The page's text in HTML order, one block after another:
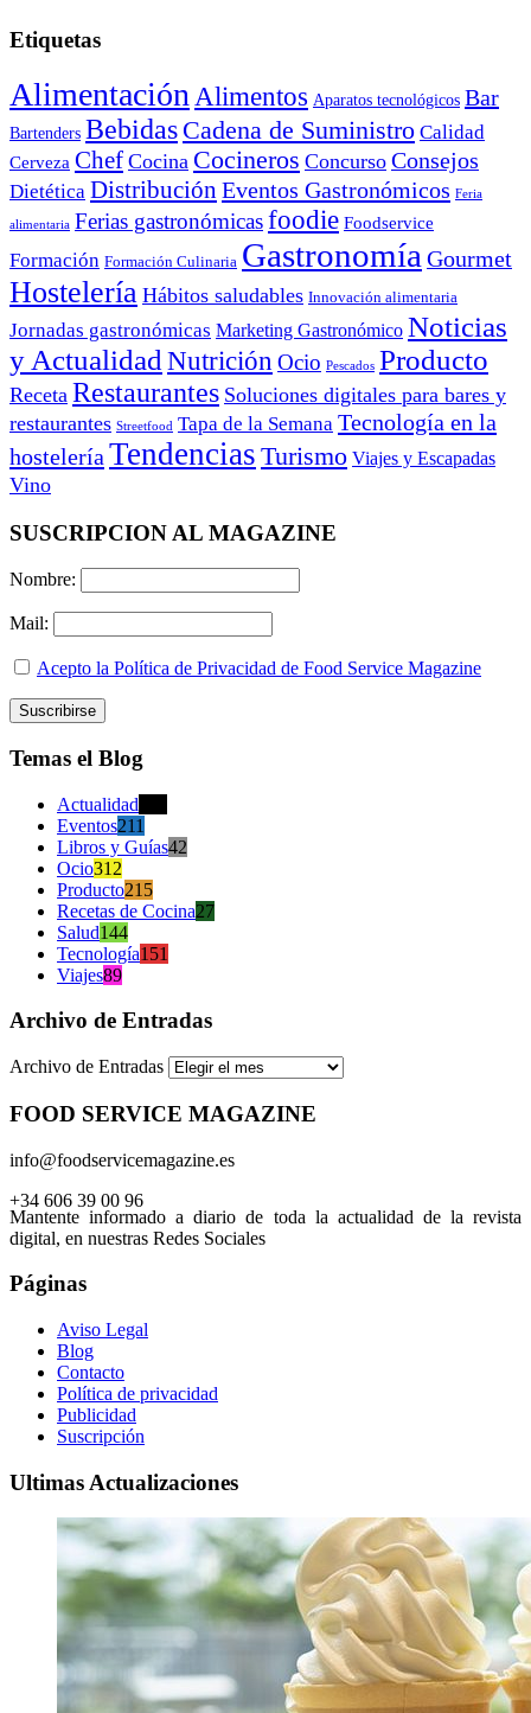
Etiquetas
Alimentación Alimentos Aparatos tecnológicos Bar
Bartenders Bebidas Cadena de Suministro Calidad
Cerveza Chef Cocina Cocineros Concurso Consejos
Dietética Distribución Eventos Gastronómicos Feria
alimentaria Ferias gastronómicasfoodie Foodservice
Formación Formación Culinaria Gastronomía Gourmet
Hostelería Hábitos saludables Innovación alimentaria
Jornadas gastronómicas Marketing Gastronómico Noticias
y Actualidad Nutrición Ocio Pescados Producto
Receta Restaurantes Soluciones digitales para bares y
restaurantes Streetfood Tapa de la Semana Tecnología en la
hostelería Tendencias Turismo Viajes y Escapadas
Vino
SUSCRIPCION AL MAGAZINE
Nombre:
Mail:
Acepto la Política de Privacidad de Food Service Magazine
Temas el Blog
Actualidad
Eventos211
Libros y Guías42
Ocio312
Producto215
Recetas de Cocina27
Salud144
Tecnología151
Viajes89
Archivo de Entradas
Archivo de Entradas
FOOD SERVICE MAGAZINE
info@foodservicemagazine.es
+34 606 39 00 96
Mantente informado a diario de toda la actualidad de la revista
digital, en nuestras Redes Sociales
Páginas
Aviso Legal
Blog
Contacto
Política de privacidad
Publicidad
Suscripción
Ultimas Actualizaciones